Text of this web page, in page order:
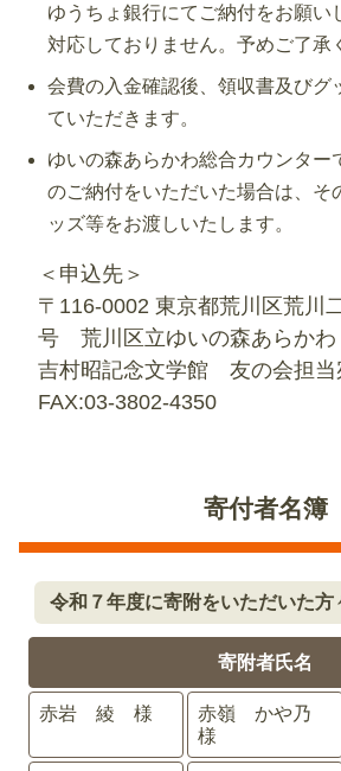
ゆうちょ銀行にてご納付をお願い
対応しておりません。予めご了承
会費の入金確認後、領収書及びグ
ていただきます。
ゆいの森あらかわ総合カウンター
のご納付をいただいた場合は、そ
ッズ等をお渡しいたします。
＜申込先＞
〒116-0002 東京都荒川区荒川
号 荒川区立ゆいの森あらかわ
吉村昭記念文学館 友の会担当
FAX:03-3802-4350
寄付者名簿
令和７年度に寄附をいただいた方
寄附者氏名
赤岩 綾 様
赤嶺 かや乃
様